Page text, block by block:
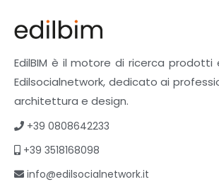
Pavimenti e rivestimenti
Pavimenti industriali
Sistemi giardini pensili
Supporti per esterni
Tetti verdi
eBook
Formazione professionale
EdilBIM è il motore di ricerca prodotti
Edilsocialnetwork, dedicato ai
architettura e design.
+39 0808642233
+39 3518168098
info@edilsocialnetwork.it